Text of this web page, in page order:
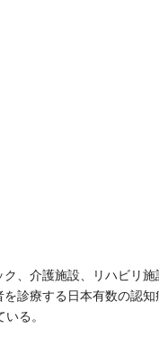
、介護施設、リハビリ
診療する日本有数の認
る。